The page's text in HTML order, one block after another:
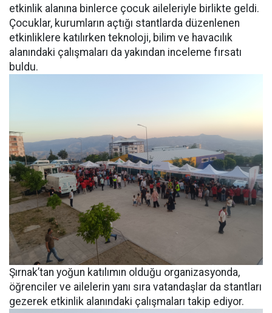
etkinlik alanına binlerce çocuk aileleriyle birlikte geldi.
Çocuklar, kurumların açtığı stantlarda düzenlenen
etkinliklere katılırken teknoloji, bilim ve havacılık
alanındaki çalışmaları da yakından inceleme fırsatı
buldu.
Şırnak’tan yoğun katılımın olduğu organizasyonda,
öğrenciler ve ailelerin yanı sıra vatandaşlar da stantları
gezerek etkinlik alanındaki çalışmaları takip ediyor.